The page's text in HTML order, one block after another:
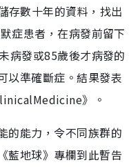
存數十年的資料，找出
症患者，在病發前留下
病發或85歲後才病發的
以準確斷症。結果發表
》。
的能力，令不同族群的
藍地球》專欄到此暫告